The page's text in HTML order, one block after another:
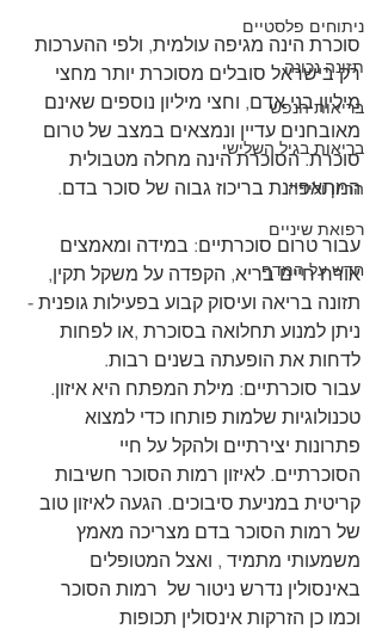
ניתוחים פלסטיים
תזונה נכונה
בריאות הנפש
בריאות בגיל השלישי
הריון ולידה
רפואת שיניים
חדש על המדף
סוכרת הינה מגיפה עולמית, ולפי ההערכות
רק בישראל סובלים מסוכרת יותר מחצי
מיליון בני אדם, וחצי מיליון נוספים שאינם
מאובחנים עדיין ונמצאים במצב של טרום
סוכרת. הסוכרת הינה מחלה מטבולית
המתאפיינת בריכוז גבוה של סוכר בדם.
עבור טרום סוכרתיים: במידה ומאמצים
אורח חיים בריא, הקפדה על משקל תקין,
תזונה בריאה ועיסוק קבוע בפעילות גופנית -
ניתן למנוע תחלואה בסוכרת ,או לפחות
לדחות את הופעתה בשנים רבות.
עבור סוכרתיים: מילת המפתח היא איזון.
טכנולוגיות שלמות פותחו כדי למצוא
פתרונות יצירתיים ולהקל על חיי
הסוכרתיים. לאיזון רמות הסוכר חשיבות
קריטית במניעת סיבוכים. הגעה לאיזון טוב
של רמות הסוכר בדם מצריכה מאמץ
משמעותי מתמיד , ואצל המטופלים
באינסולין נדרש ניטור של  רמות הסוכר
וכמו כן הזרקות אינסולין תכופות